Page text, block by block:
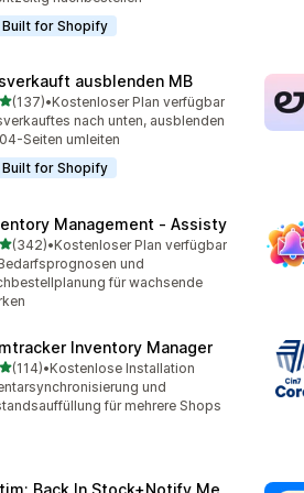
Built for Shopify
ausblenden MB
5 Sternen
(137)
Rezensionen insgesamt
•Kostenloser Plan verfügbar
nach unten, ausblenden
Seiten umleiten
Built for Shopify
Management ‑ Assisty
5 Sternen
(342)
Rezensionen insgesamt
•Kostenloser Plan verfügbar
und
für wachsende
Inventory Manager
5 Sternen
(114)
Rezensionen insgesamt
•Kostenlose Installation
und
für mehrere Shops
Back In Stock+Notify Me